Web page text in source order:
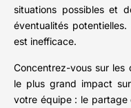
situations possibles et
éventualités
est inefficace.
Concentrez-vous sur les
le plus grand impact
votre équipe : le partage